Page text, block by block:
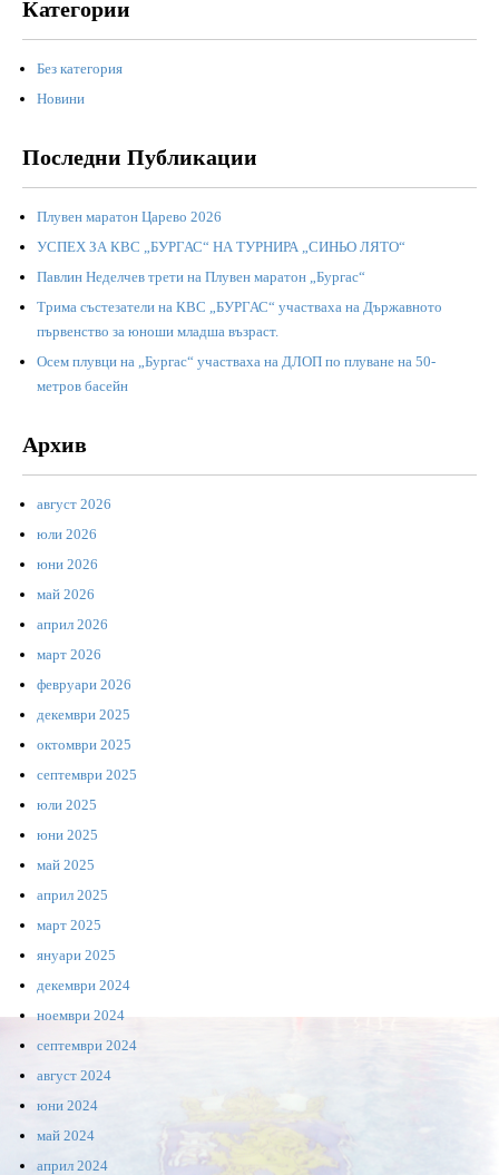
Категории
Без категория
Новини
Последни Публикации
Плувен маратон Царево 2026
УСПЕХ ЗА КВС „БУРГАС“ НА ТУРНИРА „СИНЬО ЛЯТО“
Павлин Неделчев трети на Плувен маратон „Бургас“
Трима състезатели на КВС „БУРГАС“ участваха на Държавното
първенство за юноши младша възраст.
Осем плувци на „Бургас“ участваха на ДЛОП по плуване на 50-
метров басейн
Архив
август 2026
юли 2026
юни 2026
май 2026
април 2026
март 2026
февруари 2026
декември 2025
октомври 2025
септември 2025
юли 2025
юни 2025
май 2025
април 2025
март 2025
януари 2025
декември 2024
ноември 2024
септември 2024
август 2024
юни 2024
май 2024
април 2024